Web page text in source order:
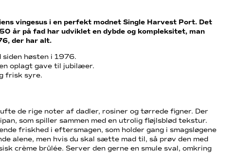
vingesus i en perfekt modnet Single Harvest Port. Det
år på fad har udviklet en dybde og kompleksitet, man
der har alt.
høsten i 1976.
oplagt gave til jubilæer.
frisk syre.
de rige noter af dadler, rosiner og tørrede figner. Der
som spiller sammen med en utrolig fløjlsblød tekstur.
friskhed i eftersmagen, som holder gang i smagsløgene
alene, men hvis du skal sætte mad til, så prøv den med
crème brûlée. Server den gerne en smule sval, omkring